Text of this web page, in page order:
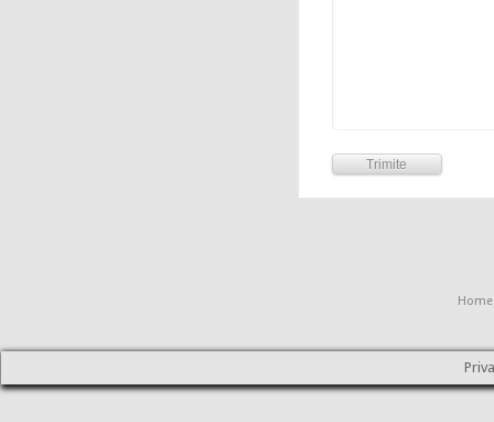
Home